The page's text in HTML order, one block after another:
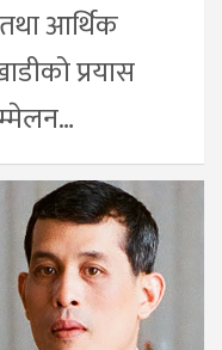
तथा आर्थिक
प्रयास